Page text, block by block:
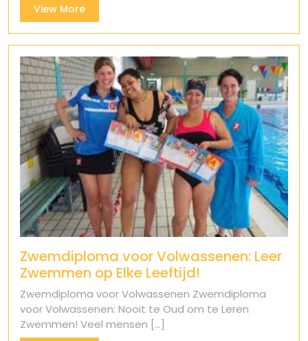
View MoreView
More
Zwemdiploma voor Volwassenen: Leer
Zwemmen op Elke Leeftijd!
Zwemdiploma voor Volwassenen Zwemdiploma
voor Volwassenen: Nooit te Oud om te Leren
Zwemmen! Veel mensen [...]